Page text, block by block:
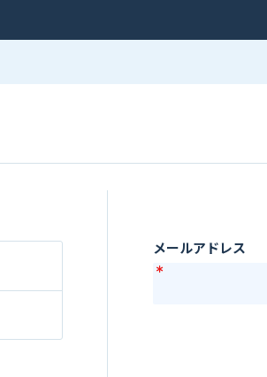
メールアドレス